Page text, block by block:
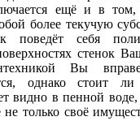
ещё и в
более текучую
поведёт себя
стенок
Вы
однако стоит
видно в пенной воде,
только своё